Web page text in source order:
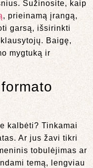
Sužinosite, kaip
, prieinamą įrangą,
garsą, išsirinkti
Baigę,
mygtuką ir
kalbėti? Tinkamai
Ar jus žavi tikri
tobulėjimas ar
temą, lengviau